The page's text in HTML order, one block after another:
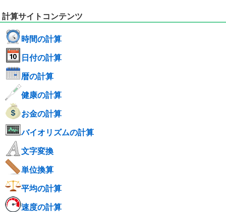
計算サイトコンテンツ
時間の計算
日付の計算
暦の計算
健康の計算
お金の計算
バイオリズムの計算
文字変換
単位換算
平均の計算
速度の計算